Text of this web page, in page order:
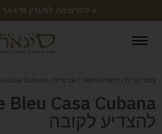
« להרשמה למגזין סיגאר
עמוד הבית / ניחוח הסיגאר / אביזרים / Elie Bleu Casa Cubana נוטה להצדיע לקובה
להצדיע לקובה